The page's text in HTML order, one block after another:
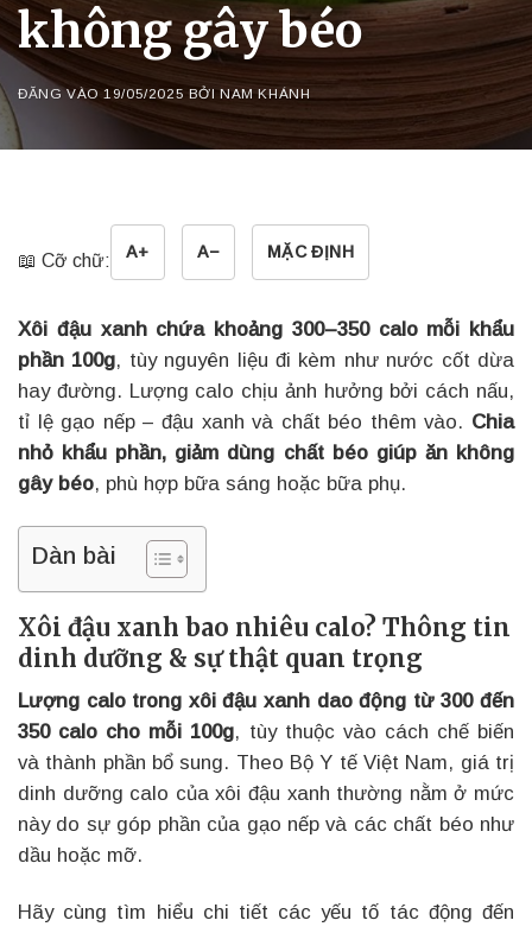
không gây béo
ĐĂNG VÀO 19/05/2025 BỞINAM KHÁNH
📖 Cỡ chữ: A+ A− MẶC ĐỊNH
Xôi đậu xanh chứa khoảng 300–350 calo mỗi khẩu
phần 100g, tùy nguyên liệu đi kèm như nước cốt dừa
hay đường. Lượng calo chịu ảnh hưởng bởi cách nấu,
tỉ lệ gạo nếp – đậu xanh và chất béo thêm vào. Chia
nhỏ khẩu phần, giảm dùng chất béo giúp ăn không
gây béo, phù hợp bữa sáng hoặc bữa phụ.
Dàn bài
Xôi đậu xanh bao nhiêu calo? Thông tin
dinh dưỡng & sự thật quan trọng
Lượng calo trong xôi đậu xanh dao động từ 300 đến
350 calo cho mỗi 100g, tùy thuộc vào cách chế biến
và thành phần bổ sung. Theo Bộ Y tế Việt Nam, giá trị
dinh dưỡng calo của xôi đậu xanh thường nằm ở mức
này do sự góp phần của gạo nếp và các chất béo như
dầu hoặc mỡ.
Hãy cùng tìm hiểu chi tiết các yếu tố tác động đến